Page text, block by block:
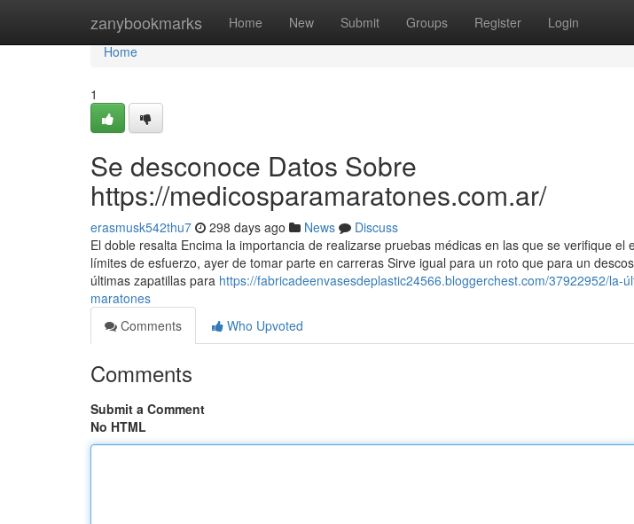
zanybookmarks Home New Submit Groups Register Login
Home
Home
1
Se desconoce Datos Sobre
https://medicosparamaratones.com.ar/
erasmusk542thu7 298 days ago News
Discuss
El doble resalta Encima la importancia de realizarse pruebas médicas en las que se verifique el
límites de esfuerzo, ayer de tomar parte en carreras Sirve igual para un roto que para un
últimas zapatillas para https://fabricadeenvasesdeplastic24566.bloggerchest.com/37922952/la-
maratones
Comments
Who Upvoted
Comments
Submit a Comment
No HTML